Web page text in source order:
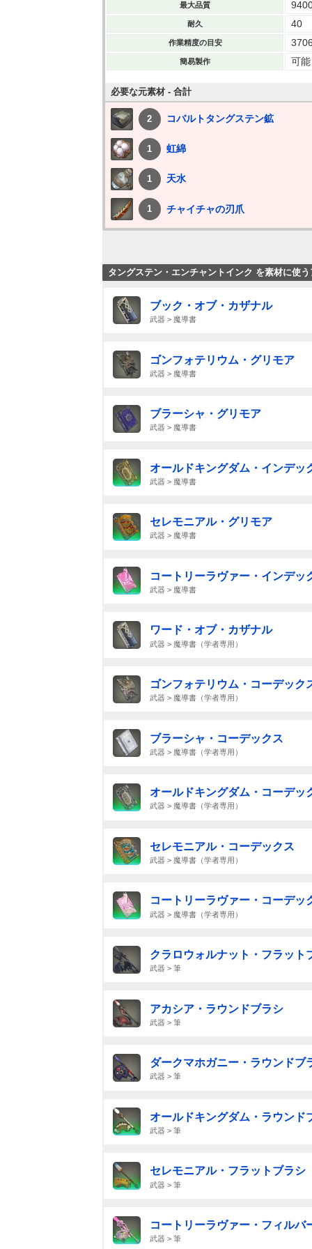
最大品質
耐久 40
作業精度の目安 3706
簡易製作 可能
必要な元素材 - 合計
2 コバルトタングステン鉱
1 虹綿
1 天水
1 チャイチャの刃爪
タングステン・エンチャントインク を素材に使
ブック・オブ・カザナル
武器 > 魔導書
ゴンフォテリウム・グリモア
武器 > 魔導書
ブラーシャ・グリモア
武器 > 魔導書
オールドキングダム・インデッ
武器 > 魔導書
セレモニアル・グリモア
武器 > 魔導書
コートリーラヴァー・インデッ
武器 > 魔導書
ワード・オブ・カザナル
武器 > 魔導書（学者専用）
ゴンフォテリウム・コーデック
武器 > 魔導書（学者専用）
ブラーシャ・コーデックス
武器 > 魔導書（学者専用）
オールドキングダム・コーデッ
武器 > 魔導書（学者専用）
セレモニアル・コーデックス
武器 > 魔導書（学者専用）
コートリーラヴァー・コーデッ
武器 > 魔導書（学者専用）
クラロウォルナット・フラット
武器 > 筆
アカシア・ラウンドブラシ
武器 > 筆
ダークマホガニー・ラウンドブ
武器 > 筆
オールドキングダム・ラウンド
武器 > 筆
セレモニアル・フラットブラシ
武器 > 筆
コートリーラヴァー・フィルバ
武器 > 筆